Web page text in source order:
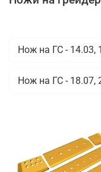
Нож на ГС - 14.03,
Нож на ГС - 18.07,